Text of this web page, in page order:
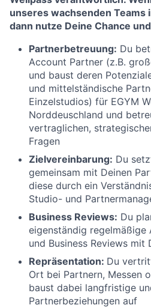
unseres wachsenden Teams
dann nutze Deine Chance
Partnerbetreuung: Du
Account Partner (z.B.
und baust deren
und mittelständische
Einzelstudios) für EGYM
Norddeuschland und
vertraglichen,
Fragen
Zielvereinbarung: Du
gemeinsam mit Deinen
diese durch ein
Studio- und
Business Reviews: Du
eigenständig regelmäßige
und Business Reviews mit
Repräsentation: Du
Ort bei Partnern, Messen
baust dabei langfristige
Partnerbeziehungen auf